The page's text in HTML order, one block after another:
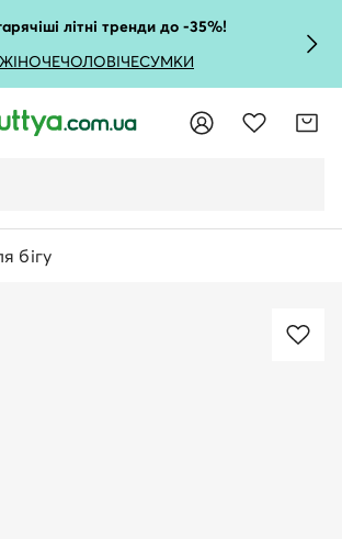
літні тренди до -35%!
ЖІНОЧЕЧОЛОВІЧЕСУМКИ
бігу